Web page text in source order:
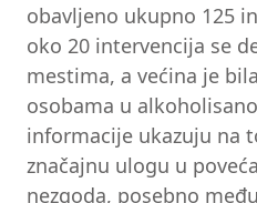
obavljeno ukupno 125
oko 20 intervencija se
mestima, a većina je
osobama u
informacije ukazuju na
značajnu ulogu u
nezgoda, posebno